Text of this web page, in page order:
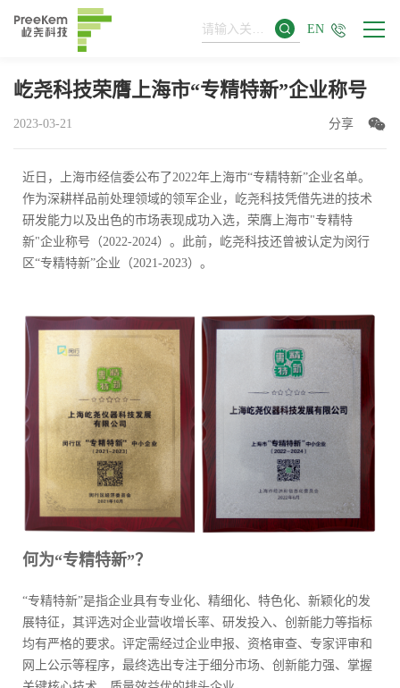
EN
屹尧科技荣膺上海市“专精特新”企业称号
2023-03-21 分享
近日，上海市经信委公布了2022年上海市“专精特新”企业名单。
作为深耕样品前处理领域的领军企业，屹尧科技凭借先进的技术
研发能力以及出色的市场表现成功入选，荣膺上海市"专精特
新"企业称号（2022-2024）。此前，屹尧科技还曾被认定为闵行
区“专精特新”企业（2021-2023）。
何为“专精特新”？
“专精特新”是指企业具有专业化、精细化、特色化、新颖化的发
展特征，其评选对企业营收增长率、研发投入、创新能力等指标
均有严格的要求。评定需经过企业申报、资格审查、专家评审和
网上公示等程序， 最终选出专注于细分市场、创新能力强、掌握